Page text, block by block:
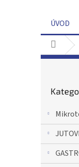
ÚVOD
Domů
n
p
kategorie